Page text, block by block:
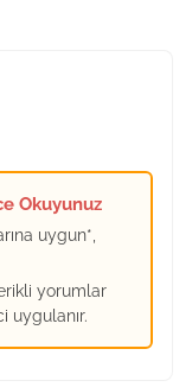
Okuyunuz
uygun*,
yorumlar
uygulanır.